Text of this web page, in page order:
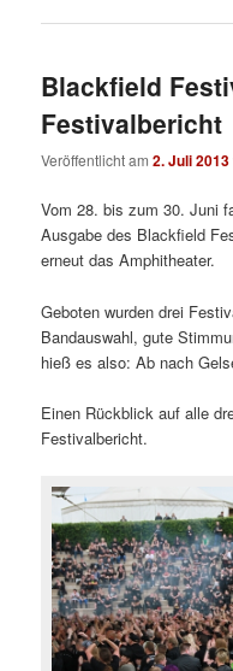
Blackfield
Festivalbericht
Veröffentlicht am2. Juli 2013
Vom 28. bis zum 30. Juni
Ausgabe des Blackfield
erneut das Amphitheater.
Geboten wurden drei
Bandauswahl, gute
hieß es also: Ab nach
Einen Rückblick auf alle
Festivalbericht.